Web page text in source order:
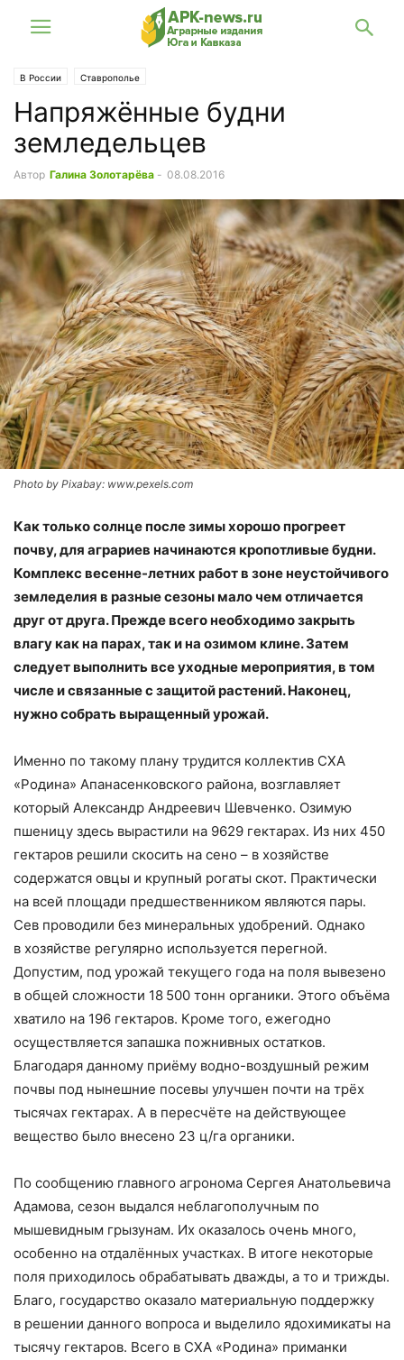
В России Ставрополье
Напряжённые будни
земледельцев
Автор Галина Золотарёва - 08.08.2016
Photo by Pixabay: www.pexels.com
Как только солнце после зимы хорошо прогреет
почву, для аграриев начинаются кропотливые будни.
Комплекс весенне-летних работ в зоне неустойчивого
земледелия в разные сезоны мало чем отличается
друг от друга. Прежде всего необходимо закрыть
влагу как на парах, так и на озимом клине. Затем
следует выполнить все уходные мероприятия, в том
числе и связанные с защитой растений. Наконец,
нужно собрать выращенный урожай.
Именно по такому плану трудится коллектив СХА
«Родина» Апанасенковского района, возглавляет
который Александр Андреевич Шевченко. Озимую
пшеницу здесь вырастили на 9629 гектарах. Из них 450
гектаров решили скосить на сено – в хозяйстве
содержатся овцы и крупный рогаты скот. Практически
на всей площади предшественником являются пары.
Сев проводили без минеральных удобрений. Однако
в хозяйстве регулярно используется перегной.
Допустим, под урожай текущего года на поля вывезено
в общей сложности 18 500 тонн органики. Этого объёма
хватило на 196 гектаров. Кроме того, ежегодно
осуществляется запашка пожнивных остатков.
Благодаря данному приёму водно-воздушный режим
почвы под нынешние посевы улучшен почти на трёх
тысячах гектарах. А в пересчёте на действующее
вещество было внесено 23 ц/га органики.
По сообщению главного агронома Сергея Анатольевича
Адамова, сезон выдался неблагополучным по
мышевидным грызунам. Их оказалось очень много,
особенно на отдалённых участках. В итоге некоторые
поля приходилось обрабатывать дважды, а то и трижды.
Благо, государство оказало материальную поддержку
в решении данного вопроса и выделило ядохимикаты на
тысячу гектаров. Всего в СХА «Родина» приманки